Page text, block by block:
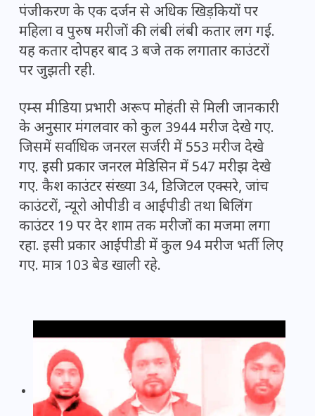
पंजीकरण के एक दर्जन से अधिक खिड़कियों पर
महिला व पुरुष मरीजों की लंबी लंबी कतार लग गई.
यह कतार दोपहर बाद 3 बजे तक लगातार काउंटरों
पर जुझती रही.
एम्स मीडिया प्रभारी अरूप मोहंती से मिली जानकारी
के अनुसार मंगलवार को कुल 3944 मरीज देखे गए.
जिसमें सर्वाधिक जनरल सर्जरी में 553 मरीज देखे
गए. इसी प्रकार जनरल मेडिसिन में 547 मरीझ देखे
गए. कैश काउंटर संख्या 34, डिजिटल एक्सरे, जांच
काउंटरों, न्यूरो ओपीडी व आईपीडी तथा बिलिंग
काउंटर 19 पर देर शाम तक मरीजों का मजमा लगा
रहा. इसी प्रकार आईपीडी में कुल 94 मरीज भर्ती लिए
गए. मात्र 103 बेड खाली रहे.